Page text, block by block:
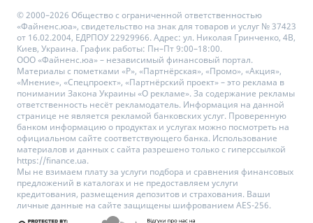
© 2000–2026 Общество с ограниченной ответственностью
«Файненс.юа», свидетельство на знак для товаров и услуг № 37423
от 16.02.2004, ЕДРПОУ 22929966. Адрес: ул. Николая Гринченко, 4В,
Киев, Украина. График работы: Пн–Пт 9:00–18:00.
ООО «Файненс.юа» – независимый финансовый портал.
Материалы с пометками «Р», «Партнёрская», «Промо», «Акция»,
«Мнение», «Спецпроект», «Партнёрский проект» – это реклама в
понимании Закона Украины «О рекламе». За содержание рекламы
ответственность несёт рекламодатель. Информация на данной
странице не является рекламой банковских услуг. Проверенную
банком информацию о продуктах и услугах можно посмотреть на
официальном сайте соответствующего банка. Использование
материалов и данных с сайта разрешено только с гиперссылкой
https://finance.ua.
Мы не взимаем плату за услуги подбора и сравнения финансовых
предложений в каталогах и не предоставляем услуги
кредитования, размещения депозитов и страхования. Ваши
личные данные на сайте защищены шифрованием AES-256.